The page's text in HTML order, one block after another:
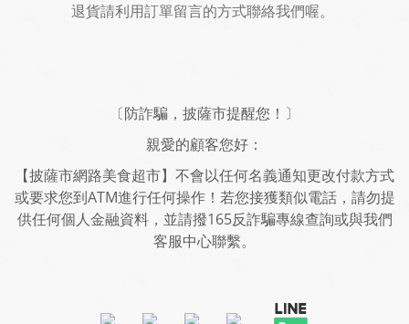
退貨請利用訂單留言的方式聯絡我們喔。
〔防詐騙，披薩市提醒您！〕
親愛的顧客您好：
【披薩市網路美食超市】不會以任何名義通知更改付款方式
或要求您到ATM進行任何操作！若您接獲類似電話，請勿提
供任何個人金融資料，並請撥165反詐騙專線查詢或與我們
客服中心聯繫。